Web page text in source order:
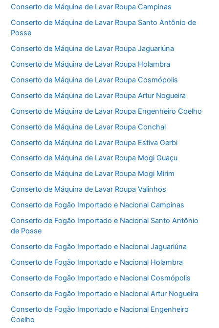
Conserto de Máquina de Lavar Roupa Campinas
Conserto de Máquina de Lavar Roupa Santo Antônio de
Posse
Conserto de Máquina de Lavar Roupa Jaguariúna
Conserto de Máquina de Lavar Roupa Holambra
Conserto de Máquina de Lavar Roupa Cosmópolis
Conserto de Máquina de Lavar Roupa Artur Nogueira
Conserto de Máquina de Lavar Roupa Engenheiro Coelho
Conserto de Máquina de Lavar Roupa Conchal
Conserto de Máquina de Lavar Roupa Estiva Gerbi
Conserto de Máquina de Lavar Roupa Mogi Guaçu
Conserto de Máquina de Lavar Roupa Mogi Mirim
Conserto de Máquina de Lavar Roupa Valinhos
Conserto de Fogão Importado e Nacional Campinas
Conserto de Fogão Importado e Nacional Santo Antônio
de Posse
Conserto de Fogão Importado e Nacional Jaguariúna
Conserto de Fogão Importado e Nacional Holambra
Conserto de Fogão Importado e Nacional Cosmópolis
Conserto de Fogão Importado e Nacional Artur Nogueira
Conserto de Fogão Importado e Nacional Engenheiro
Coelho